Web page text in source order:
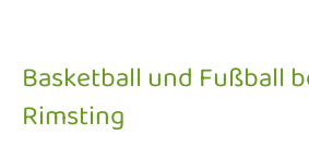
Basketball und Fußball
Rimsting